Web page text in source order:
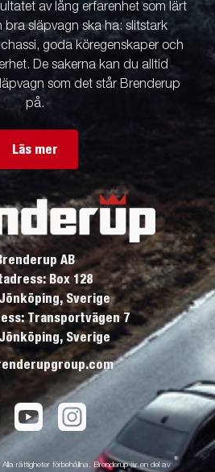
av lång erfarenhet som lärt
bra släpvagn ska ha: slitstark
goda köregenskaper och
De sakerna kan du alltid
som det står Brenderup
på.
Läs mer
AB
Box 128
Sverige
Transportvägen 7
Sverige
rättigheter förbehållna. Brenderup är en del av